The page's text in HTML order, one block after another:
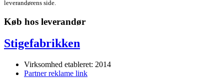
leverandørens side.
Køb hos leverandør
Stigefabrikken
Virksomhed etableret: 2014
Partner reklame link